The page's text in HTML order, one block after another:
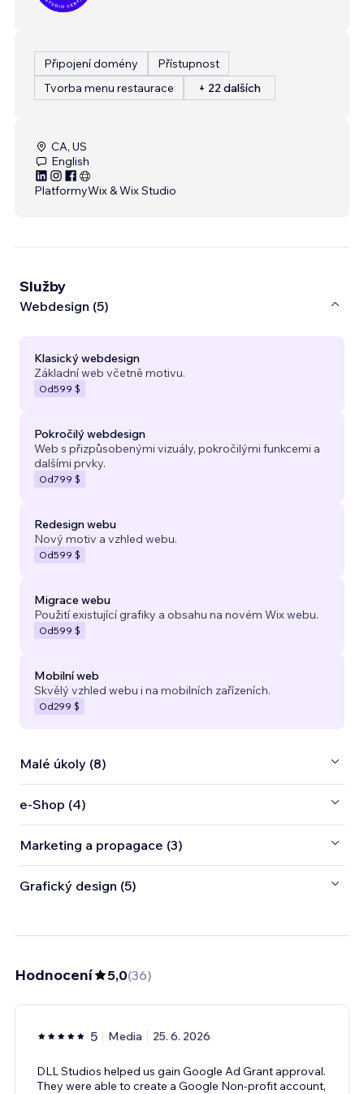
Připojení domény
Přístupnost
Tvorba menu restaurace
+ 22 dalších
CA, US
English
PlatformyWix & Wix Studio
Služby
Webdesign (5)
Klasický webdesign
Základní web včetně motivu.
Od599 $
Pokročilý webdesign
Web s přizpůsobenými vizuály, pokročilými funkcemi a
dalšími prvky.
Od799 $
Redesign webu
Nový motiv a vzhled webu.
Od599 $
Migrace webu
Použití existující grafiky a obsahu na novém Wix webu.
Od599 $
Mobilní web
Skvělý vzhled webu i na mobilních zařízeních.
Od299 $
Malé úkoly (8)
e‑Shop (4)
Marketing a propagace (3)
Grafický design (5)
Hodnocení 5,0(36)
5 Media 25. 6. 2026
DLL Studios helped us gain Google Ad Grant approval.
They were able to create a Google Non-profit account,